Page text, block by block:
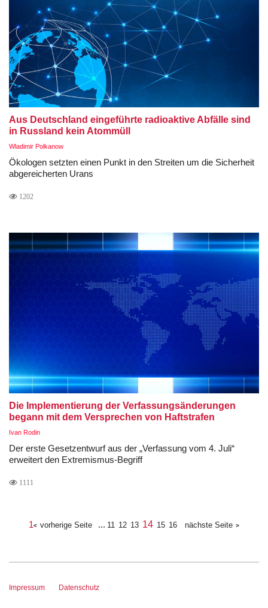
Aus Deutschland eingeführte radioaktive Abfälle sind
in Russland kein Atommüll
Wladimir Polkanow
Ökologen setzten einen Punkt in den Streiten um die Sicherheit
abgereicherten Urans
1202
Die Implementierung der Verfassungsänderungen
begann mit dem Versprechen von Haftstrafen
Ivan Rodin
Der erste Gesetzentwurf aus der „Verfassung vom 4. Juli“
erweitert den Extremismus-Begriff
1111
1 vorherige Seite ... 11 12 13 14 15 16 nächste Seite
Impressum Datenschutz